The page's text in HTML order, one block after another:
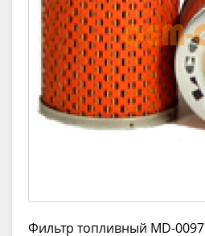
Фильтр топливный MD-0097